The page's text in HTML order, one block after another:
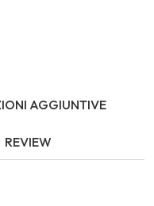
AGGIUNTIVE
REVIEW